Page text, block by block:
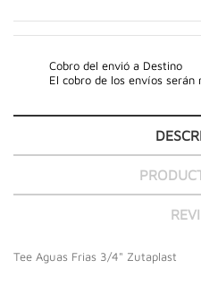
Cobro del envió a Destino
El cobro de los envíos serán
Tee Aguas Frias 3/4" Zutaplast